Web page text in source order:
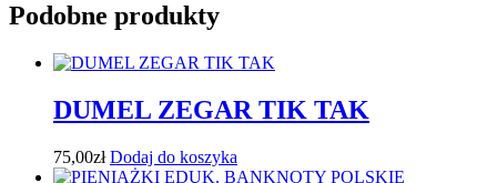
Podobne produkty
DUMEL ZEGAR TIK TAK
75,00zł Dodaj do koszyka